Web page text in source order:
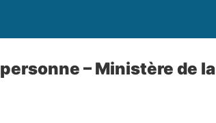
– Ministère de la